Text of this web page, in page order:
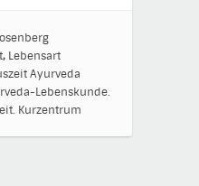
, Lebensart
Ayurveda
Lebenskunde.
Kurzentrum